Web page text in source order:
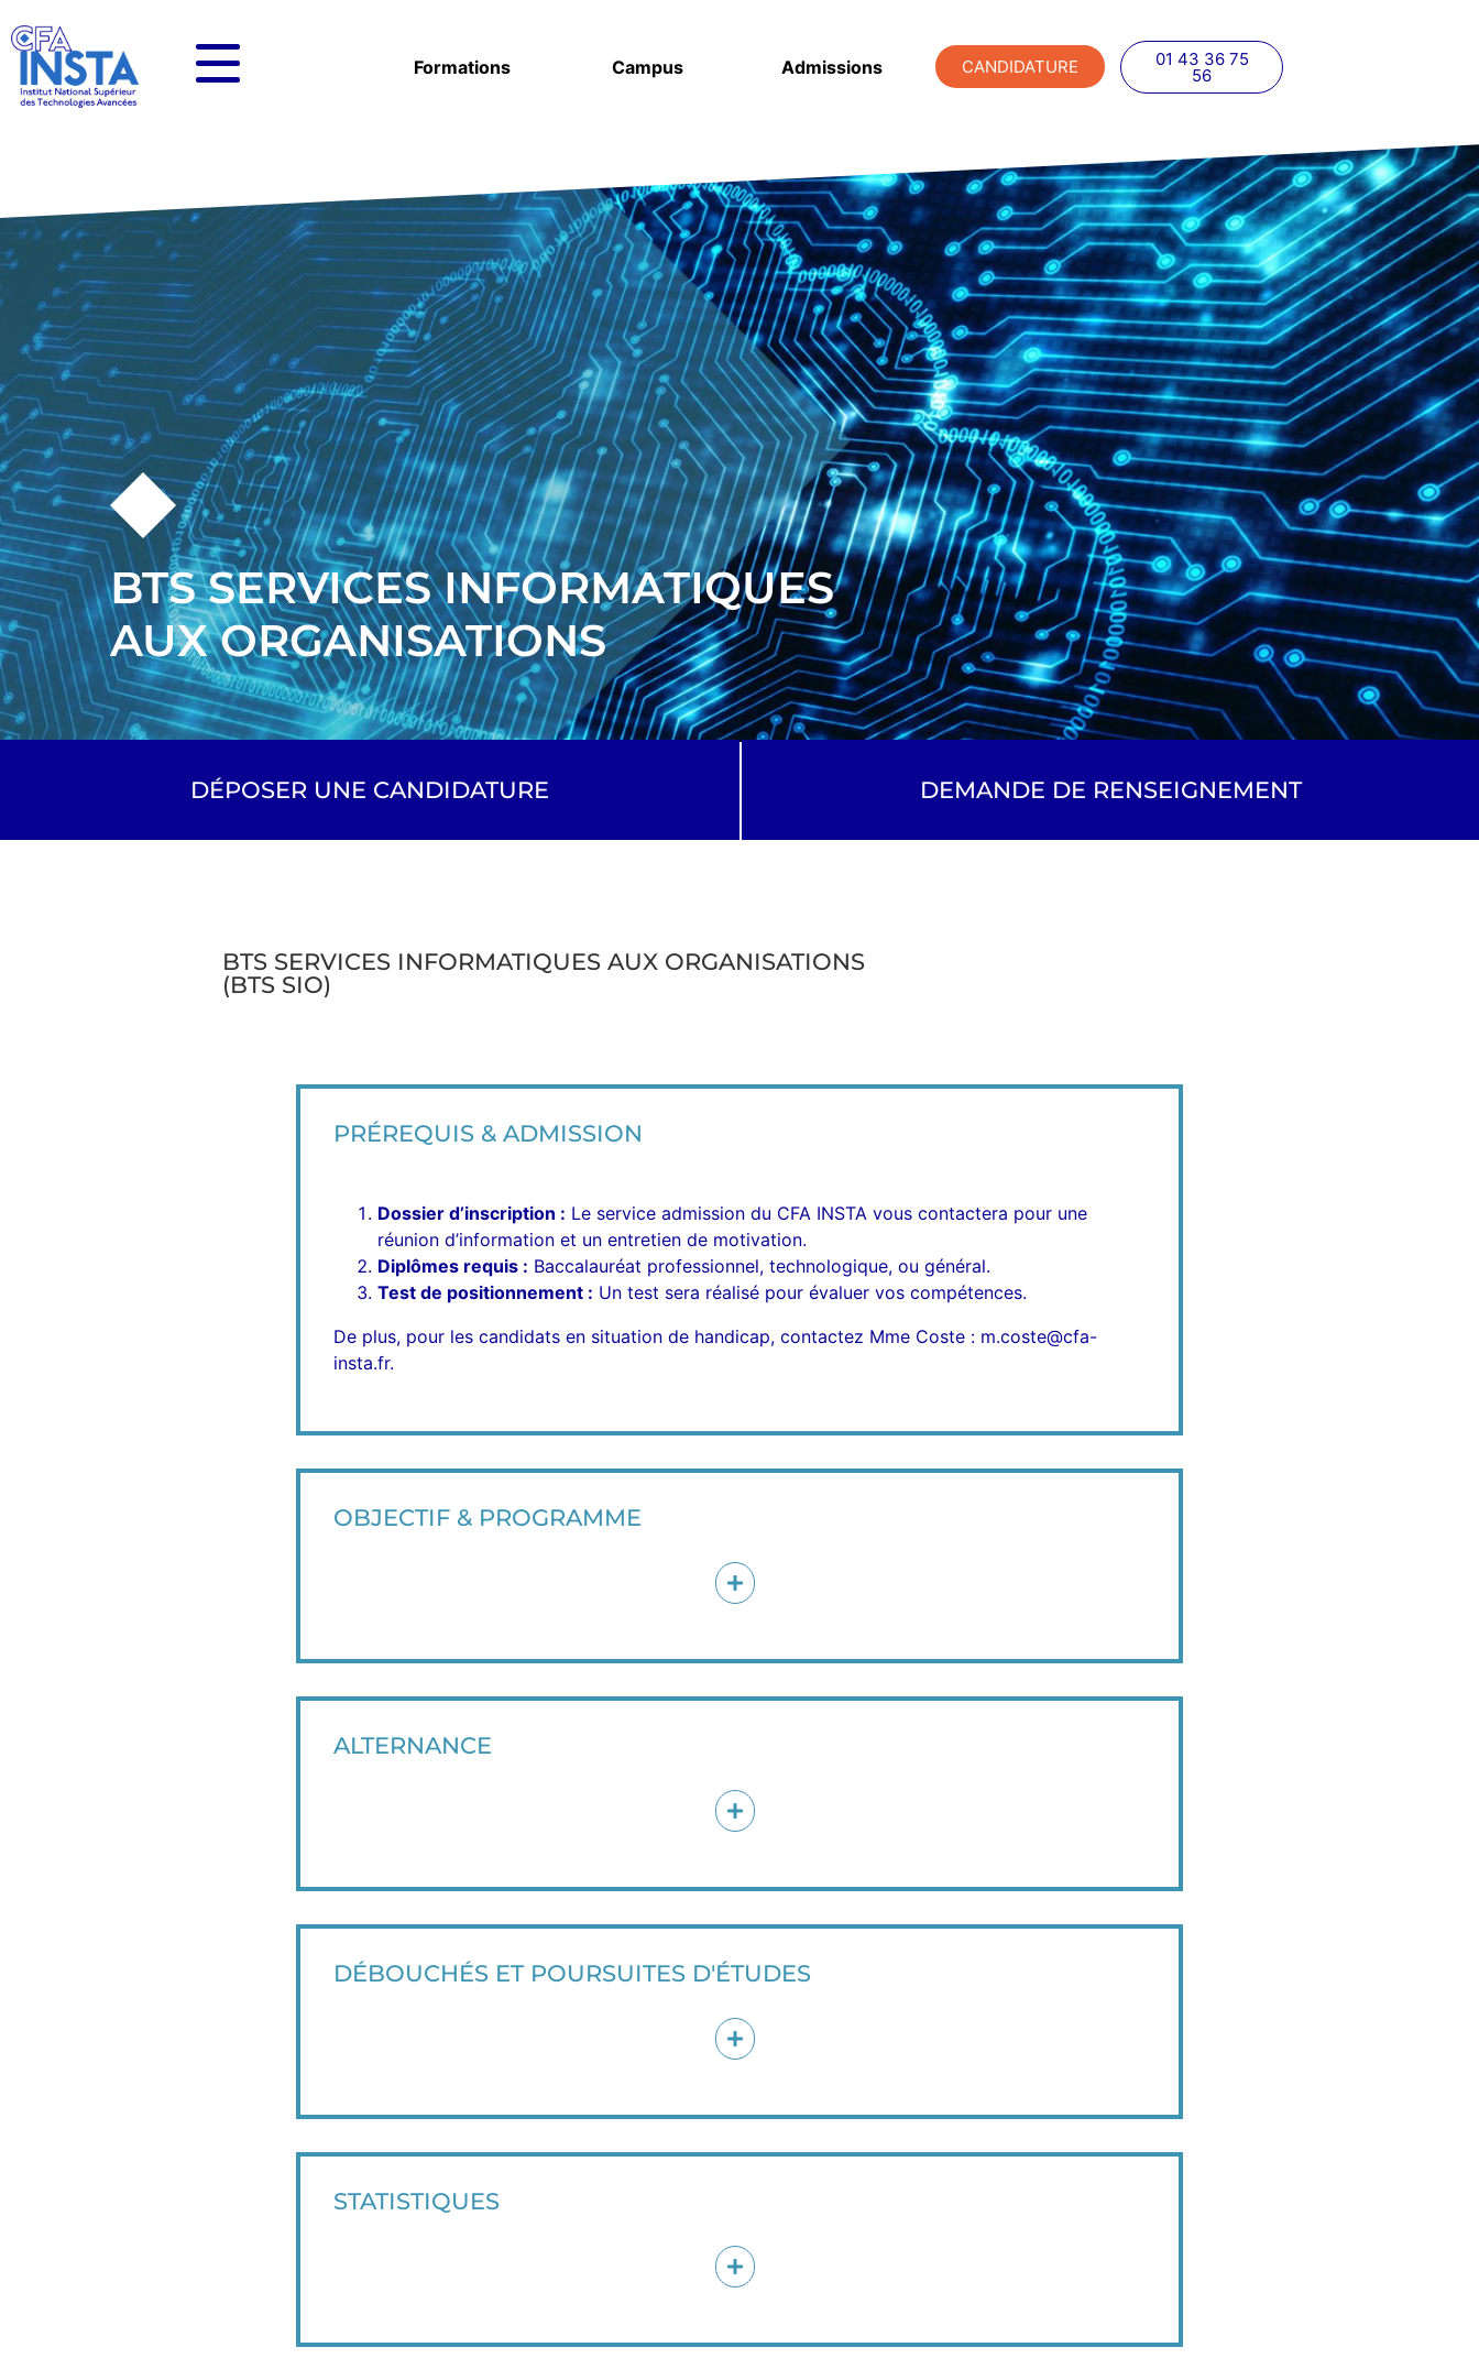
Formations Campus Admissions CANDIDATURE 01 43 36 75
56
BTS SERVICES INFORMATIQUES
AUX ORGANISATIONS
DÉPOSER UNE CANDIDATURE DEMANDE DE RENSEIGNEMENT
BTS SERVICES INFORMATIQUES AUX ORGANISATIONS
(BTS SIO)
PRÉREQUIS & ADMISSION
Dossier d’inscription : Le service admission du CFA INSTA vous contactera pour une
réunion d’information et un entretien de motivation.
Diplômes requis : Baccalauréat professionnel, technologique, ou général.
Test de positionnement : Un test sera réalisé pour évaluer vos compétences.
De plus, pour les candidats en situation de handicap, contactez Mme Coste : m.coste@cfa-
insta.fr.
OBJECTIF & PROGRAMME
ALTERNANCE
DÉBOUCHÉS ET POURSUITES D'ÉTUDES
STATISTIQUES